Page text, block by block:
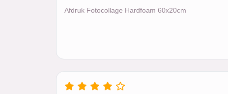
Afdruk Fotocollage Hardfoam 60x20cm